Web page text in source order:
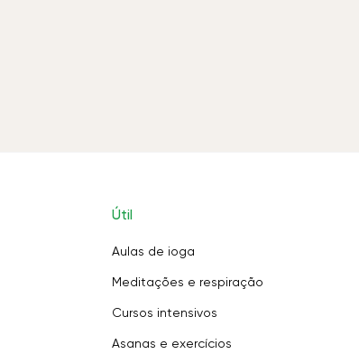
Útil
Aulas de ioga
Meditações e respiração
Cursos intensivos
Asanas e exercícios